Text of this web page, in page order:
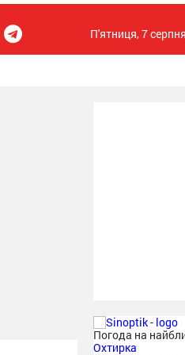
П'ятниця, 7
Погода на
Охтирка